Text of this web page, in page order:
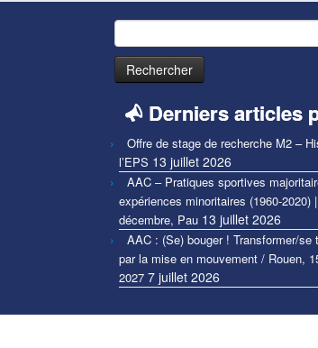
Rechercher :
Derniers articles
Offre de stage de recherche M2 –
l’EPS 13 juillet 2026
AAC – Pratiques sportives
expériences minoritaires (1960-2020)
décembre, Pau 13 juillet 2026
AAC : (Se) bouger ! Transformer/se
par la mise en mouvement / Rouen,
2027 7 juillet 2026